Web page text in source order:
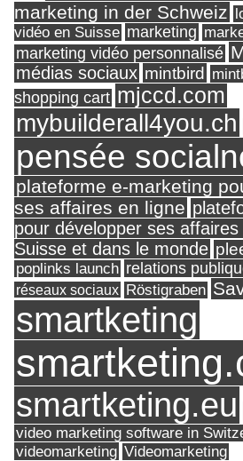
marketing in der Schweiz
vidéo en Suisse marketing
marketing vidéo personnalisé
médias sociaux mintbird
shopping cart mjccd.com
mybuilderall4you.ch
pensée
plateforme e-marketing
ses affaires en ligne
pour développer ses
Suisse et dans le monde
poplinks launch relations
réseaux sociaux Röstigraben
smartketing
smartketing.eu
video marketing software in
videomarketing Videomarketing